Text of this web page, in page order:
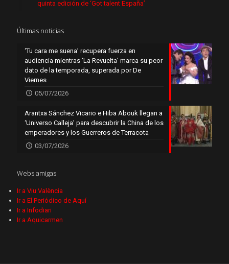
quinta edición de ‘Got talent España’
Últimas noticias
‘Tu cara me suena’ recupera fuerza en
audiencia mientras ‘La Revuelta’ marca su peor
dato de la temporada, superada por De
Viernes
05/07/2026
Arantxa Sánchez Vicario e Hiba Abouk llegan a
‘Universo Calleja’ para descubrir la China de los
emperadores y los Guerreros de Terracota
03/07/2026
Webs amigas
Ir a Viu València
Ir a El Periódico de Aquí
Ir a Infodiari
Ir a Aquicarmen